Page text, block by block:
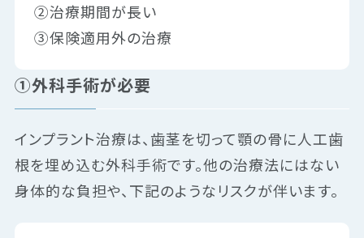
②治療期間が長い
③保険適用外の治療
①外科手術が必要
インプラント治療は、歯茎を切って顎の骨に人工歯
根を埋め込む外科手術です。他の治療法にはない
身体的な負担や、下記のようなリスクが伴います。